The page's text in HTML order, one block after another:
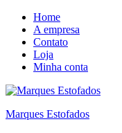
Home
A empresa
Contato
Loja
Minha conta
Marques Estofados